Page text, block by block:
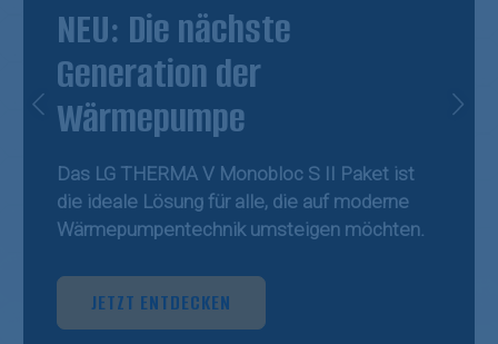
NEU: Die nächste
Generation der
Wärmepumpe
Das LG THERMA V Monobloc S II Paket ist
die ideale Lösung für alle, die auf moderne
Wärmepumpentechnik umsteigen möchten.
JETZT ENTDECKEN